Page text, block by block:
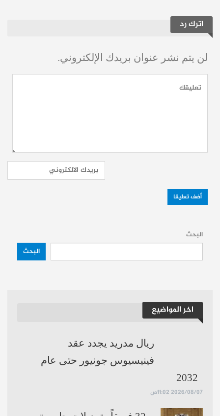
والجلوس على طاولة واحدة لمناقشة الخلافات
وأوضح المصدر أن الحضور ناقشوا مع الوزير
أهمية ضبط الخطاب الديني ونبذ التكفير، مضيفًا
أن الوزير أعرب عن “أسفه الشديد لإنزال راية
قريبًا”، ومعلنًا عزمه زيارة مقام السيّدة زينب
والتشرّف به في أقرب فرصة.
حساباتنا:
اترك رد
لن يتم نشر عنوان بريدك الإلكتروني.
البحث
البحث
اخر المواضيع
ريال مدريد يجدد عقد
فينيسيوس جونيور حتى عام
2032
2026/08/07 11:02ص